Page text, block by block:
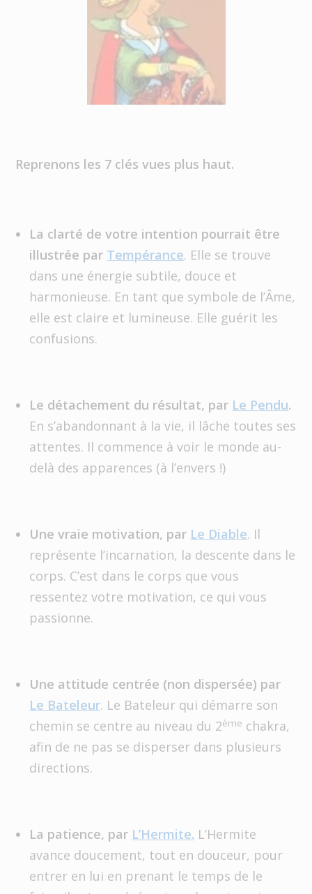
Reprenons les 7 clés vues plus haut.
La clarté de votre intention pourrait être
illustrée par Tempérance. Elle se trouve
dans une énergie subtile, douce et
harmonieuse. En tant que symbole de l’Âme,
elle est claire et lumineuse. Elle guérit les
confusions.
Le détachement du résultat, par Le Pendu.
En s’abandonnant à la vie, il lâche toutes ses
attentes. Il commence à voir le monde au-
delà des apparences (à l’envers !)
Une vraie motivation, par Le Diable. Il
représente l’incarnation, la descente dans le
corps. C’est dans le corps que vous
ressentez votre motivation, ce qui vous
passionne.
Une attitude centrée (non dispersée) par
Le Bateleur. Le Bateleur qui démarre son
chemin se centre au niveau du 2ème chakra,
afin de ne pas se disperser dans plusieurs
directions.
La patience, par L’Hermite. L’Hermite
avance doucement, tout en douceur, pour
entrer en lui en prenant le temps de le